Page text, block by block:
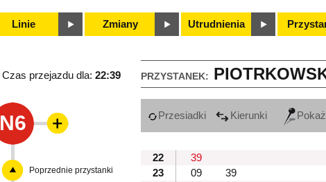
Linie Zmiany Utrudnienia
PRZYSTANEK:
Czas przejazdu dla: 22:39
N6 Przesiadki Kierunki
22
39
23
09
39
Poprzednie przystanki